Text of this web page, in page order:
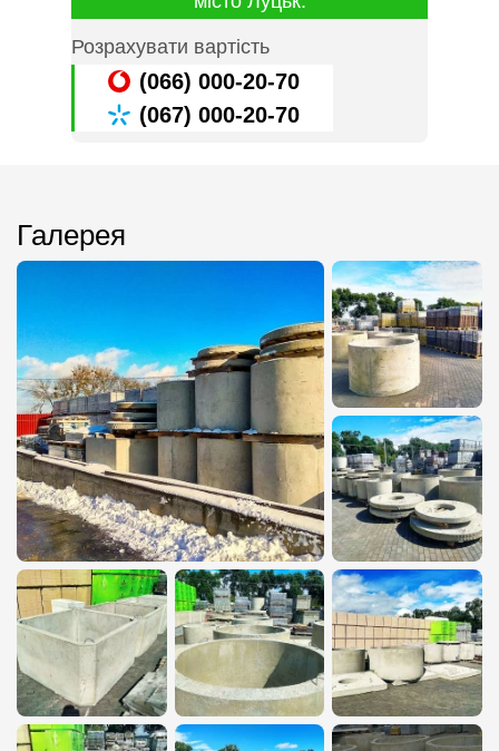
Розрахувати вартість
(066) 000-20-70
(067) 000-20-70
Галерея